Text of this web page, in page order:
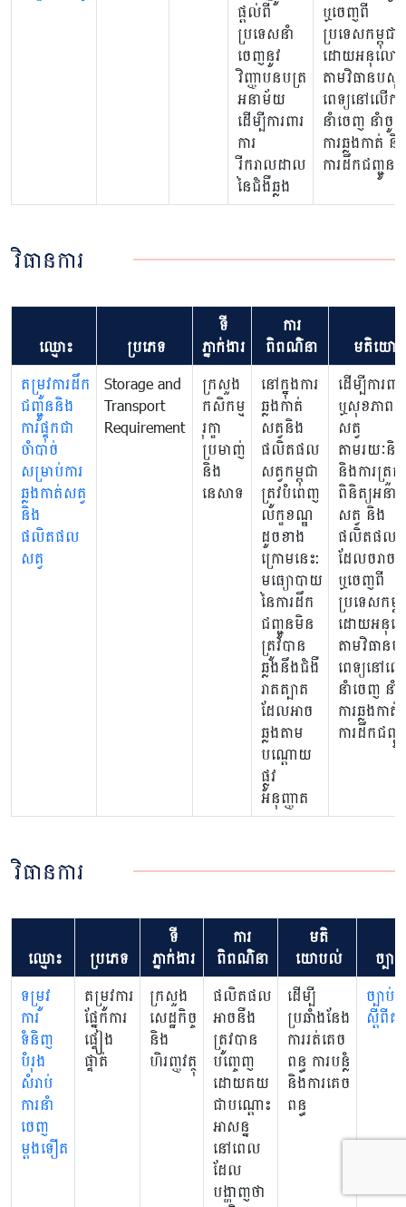
ផ្ដល់ពី
ប្រទេសនាំ
ចេញនូវ
វិញ្ញាបនបត្រ
អនាម័យ
ដើម្បីការពារ
ការ
រីករាលដាល
នៃជំងឺឆ្លង
ឬចេញពី
ប្រទេសកម្ពុជា
ដោយអនុលោម
តាមវិធានបសុ
ពេទ្យនៅលើការ
នាំចេញ នាំចូល
ការឆ្លងកាត់ និង
ការដឹកជញ្ជូន
វិធានការ
ឈ្មោះ ប្រភេទ
ទី
ភ្នាក់ងារ
ការ
ពិពណ៌នា
មតិយោ
តម្រូវការដឹក
ជញ្ជូននិង
ការផ្ទុកជា
ចាំបាច់
សម្រាប់ការ
ឆ្លងកាត់សត្វ
និង
ផលិតផល
សត្វ
Storage and
Transport
Requirement
ក្រសួង
កសិកម្ម
រុក្ខា
ប្រមាញ់
និង
នេសាទ
នៅក្នុងការ
ឆ្លងកាត់
សត្វនិង
ផលិតផល
សត្វកម្ពុជា
ត្រូវបំពេញ
លក្ខខណ្ឌ
ដូចខាង
ក្រោមនេះ:
មធ្យោបាយ
នៃការដឹក
ជញ្ជូនមិន
ត្រូវបាន
ឆ្លងនឹងជំងឺ
រាតត្បាត
ដែលអាច
ឆ្លងតាម
បណ្តោយ
ផ្លូវ
អនុញ្ញាត
ដើម្បីការពា
ឬសុខភាព
សត្វ
តាមរយៈនិ
និងការត្រួត
ពិនិត្យអនា
សត្វ និង
ផលិតផលស
ដែលចរាច
ឬចេញពី
ប្រទេសកម្ពុ
ដោយអនុល
តាមវិធាន
ពេទ្យនៅលើ
នាំចេញ ន
ការឆ្លងកា
ការដឹកជញ្ជូ
វិធានការ
ឈ្មោះ ប្រភេទ
ទី
ភ្នាក់ងារ
ការ
ពិពណ៌នា
មតិ
យោបល់
ច្បាប់
ទម្រូវ
ការ
ទំនិញ
បំរុង
សំរាប់
ការនាំ
ចេញ
ម្តងទឿត
តម្រូវការ
ផ្នែកការ
ផ្ទៀង
ផ្ទាត់
ក្រសួង
សេដ្ឋកិច្ច
និង
ហិរញ្ញវត្ថុ
ផលិតផល
អាចនឺង
ត្រូវបាន
បញ្ចេញ
ដោយគយ
ជាបណ្តោះ
អាសន្ន
នៅពេល
ដែល
បង្ហាញថា
ដើម្បី
ប្រឆាំងនែង
ការរត់គេច
ពន្ធ ការបន្លំ
និងការគេច
ពន្ធ
ច្បាប់
ស្តីពីគ